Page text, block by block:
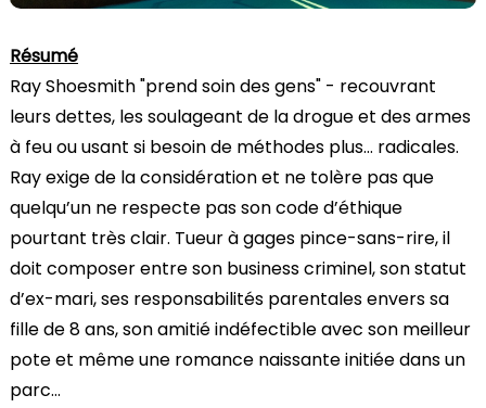
Résumé
Ray Shoesmith "prend soin des gens" - recouvrant
leurs dettes, les soulageant de la drogue et des armes
à feu ou usant si besoin de méthodes plus… radicales.
Ray exige de la considération et ne tolère pas que
quelqu’un ne respecte pas son code d’éthique
pourtant très clair. Tueur à gages pince-sans-rire, il
doit composer entre son business criminel, son statut
d’ex-mari, ses responsabilités parentales envers sa
fille de 8 ans, son amitié indéfectible avec son meilleur
pote et même une romance naissante initiée dans un
parc…